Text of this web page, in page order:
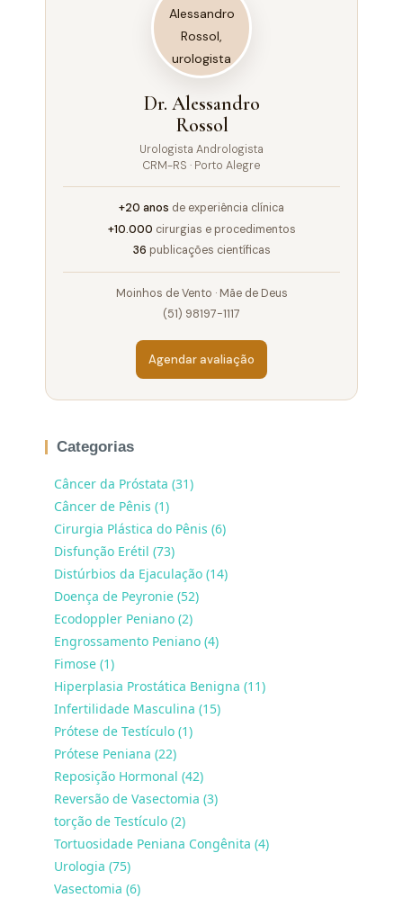
Dr. Alessandro
Rossol
Urologista Andrologista
CRM-RS · Porto Alegre
+20 anos de experiência clínica
+10.000 cirurgias e procedimentos
36 publicações científicas
Moinhos de Vento · Mãe de Deus
(51) 98197-1117
Agendar avaliação
Categorias
Câncer da Próstata (31)
Câncer de Pênis (1)
Cirurgia Plástica do Pênis (6)
Disfunção Erétil (73)
Distúrbios da Ejaculação (14)
Doença de Peyronie (52)
Ecodoppler Peniano (2)
Engrossamento Peniano (4)
Fimose (1)
Hiperplasia Prostática Benigna (11)
Infertilidade Masculina (15)
Prótese de Testículo (1)
Prótese Peniana (22)
Reposição Hormonal (42)
Reversão de Vasectomia (3)
torção de Testículo (2)
Tortuosidade Peniana Congênita (4)
Urologia (75)
Vasectomia (6)